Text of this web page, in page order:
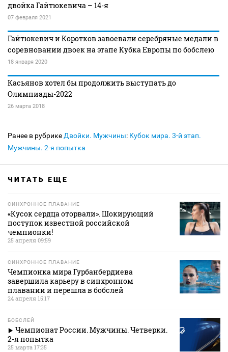
двойка Гайтюкевича – 14-я
07 февраля 2021
Гайтюкевич и Коротков завоевали серебряные медали в
соревновании двоек на этапе Кубка Европы по бобслею
18 января 2020
Касьянов хотел бы продолжить выступать до
Олимпиады-2022
26 марта 2018
Ранее в рубрике Двойки. Мужчины: Кубок мира. 3-й этап.
Мужчины. 2-я попытка
ЧИТАТЬ ЕЩЕ
СИНХРОННОЕ ПЛАВАНИЕ
«Кусок сердца оторвали». Шокирующий
поступок известной российской
чемпионки!
25 апреля 09:59
СИНХРОННОЕ ПЛАВАНИЕ
Чемпионка мира Гурбанбердиева
завершила карьеру в синхронном
плавании и перешла в бобслей
24 апреля 15:17
БОБСЛЕЙ
Чемпионат России. Мужчины. Четверки.
2-я попытка
25 марта 17:35